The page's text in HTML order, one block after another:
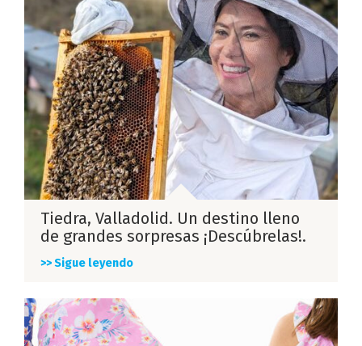
Tiedra, Valladolid. Un destino lleno
de grandes sorpresas ¡Descúbrelas!.
>> Sigue leyendo